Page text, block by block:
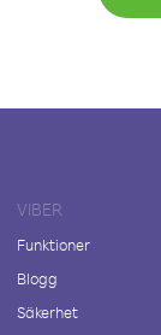
VIBER
Funktioner
Blogg
Säkerhet